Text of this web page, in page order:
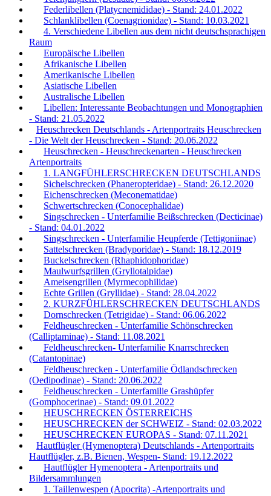
Federlibellen (Platycnemididae) - Stand: 24.01.2022
Schlanklibellen (Coenagrionidae) - Stand: 10.03.2021
4. Verschiedene Libellen aus dem nicht deutschsprachigen
Raum
Europäische Libellen
Afrikanische Libellen
Amerikanische Libellen
Asiatische Libellen
Australische Libellen
Libellen: Interessante Beobachtungen und Monographien
- Stand: 21.05.2022
Heuschrecken Deutschlands - Artenportraits Heuschrecken
- Die Welt der Heuschrecken - Stand: 20.06.2022
Heuschrecken - Heuschreckenarten - Heuschrecken
Artenportraits
1. LANGFÜHLERSCHRECKEN DEUTSCHLANDS
Sichelschrecken (Phaneropteridae) - Stand: 26.12.2020
Eichenschrecken (Meconematidae)
Schwertschrecken (Conocephalidae)
Singschrecken - Unterfamilie Beißschrecken (Decticinae)
- Stand: 04.01.2022
Singschrecken - Unterfamilie Heupferde (Tettigoniinae)
Sattelschrecken (Bradyporidae) - Stand: 18.12.2019
Buckelschrecken (Rhaphidophoridae)
Maulwurfsgrillen (Gryllotalpidae)
Ameisengrillen (Myrmecophilidae)
Echte Grillen (Gryllidae) - Stand: 28.04.2022
2. KURZFÜHLERSCHRECKEN DEUTSCHLANDS
Dornschrecken (Tetrigidae) - Stand: 06.06.2022
Feldheuschrecken - Unterfamilie Schönschrecken
(Calliptaminae) - Stand: 11.08.2021
Feldheuschrecken- Unterfamilie Knarrschrecken
(Catantopinae)
Feldheuschrecken - Unterfamilie Ödlandschrecken
(Oedipodinae) - Stand: 20.06.2022
Feldheuschrecken - Unterfamilie Grashüpfer
(Gomphocerinae) - Stand: 09.01.2022
HEUSCHRECKEN ÖSTERREICHS
HEUSCHRECKEN der SCHWEIZ - Stand: 02.03.2022
HEUSCHRECKEN EUROPAS - Stand: 07.11.2021
Hautflügler (Hymenoptera) Deutschlands - Artenportraits
Hautflügler, z.B. Bienen, Wespen- Stand: 19.12.2022
Hautflügler Hymenoptera - Artenportraits und
Bildersammlungen
1. Taillenwespen (Apocrita) -Artenportraits und